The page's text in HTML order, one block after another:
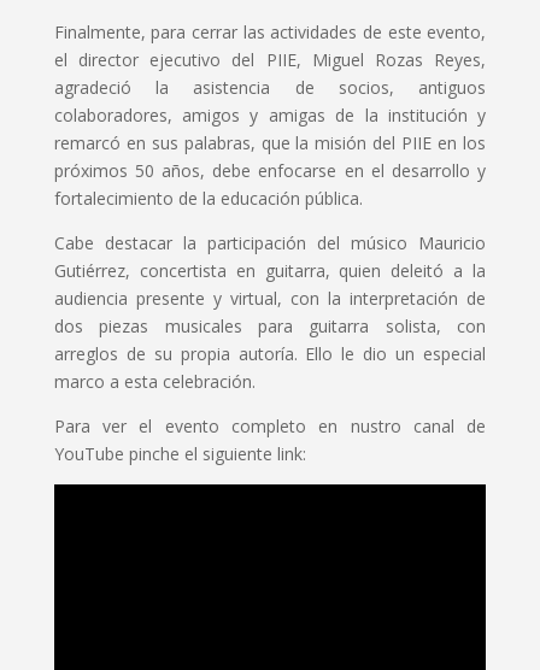
Finalmente, para cerrar las actividades de este evento,
el director ejecutivo del PIIE, Miguel Rozas Reyes,
agradeció la asistencia de socios, antiguos
colaboradores, amigos y amigas de la institución y
remarcó en sus palabras, que la misión del PIIE en los
próximos 50 años, debe enfocarse en el desarrollo y
fortalecimiento de la educación pública.
Cabe destacar la participación del músico Mauricio
Gutiérrez, concertista en guitarra, quien deleitó a la
audiencia presente y virtual, con la interpretación de
dos piezas musicales para guitarra solista, con
arreglos de su propia autoría. Ello le dio un especial
marco a esta celebración.
Para ver el evento completo en nustro canal de
YouTube pinche el siguiente link: